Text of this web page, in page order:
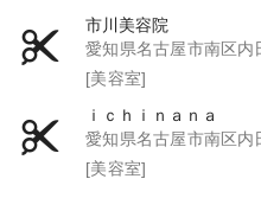
市川美容院
愛知県名古屋市南区内
[美容室]
ｉｃｈｉｎａｎａ
愛知県名古屋市南区内
[美容室]